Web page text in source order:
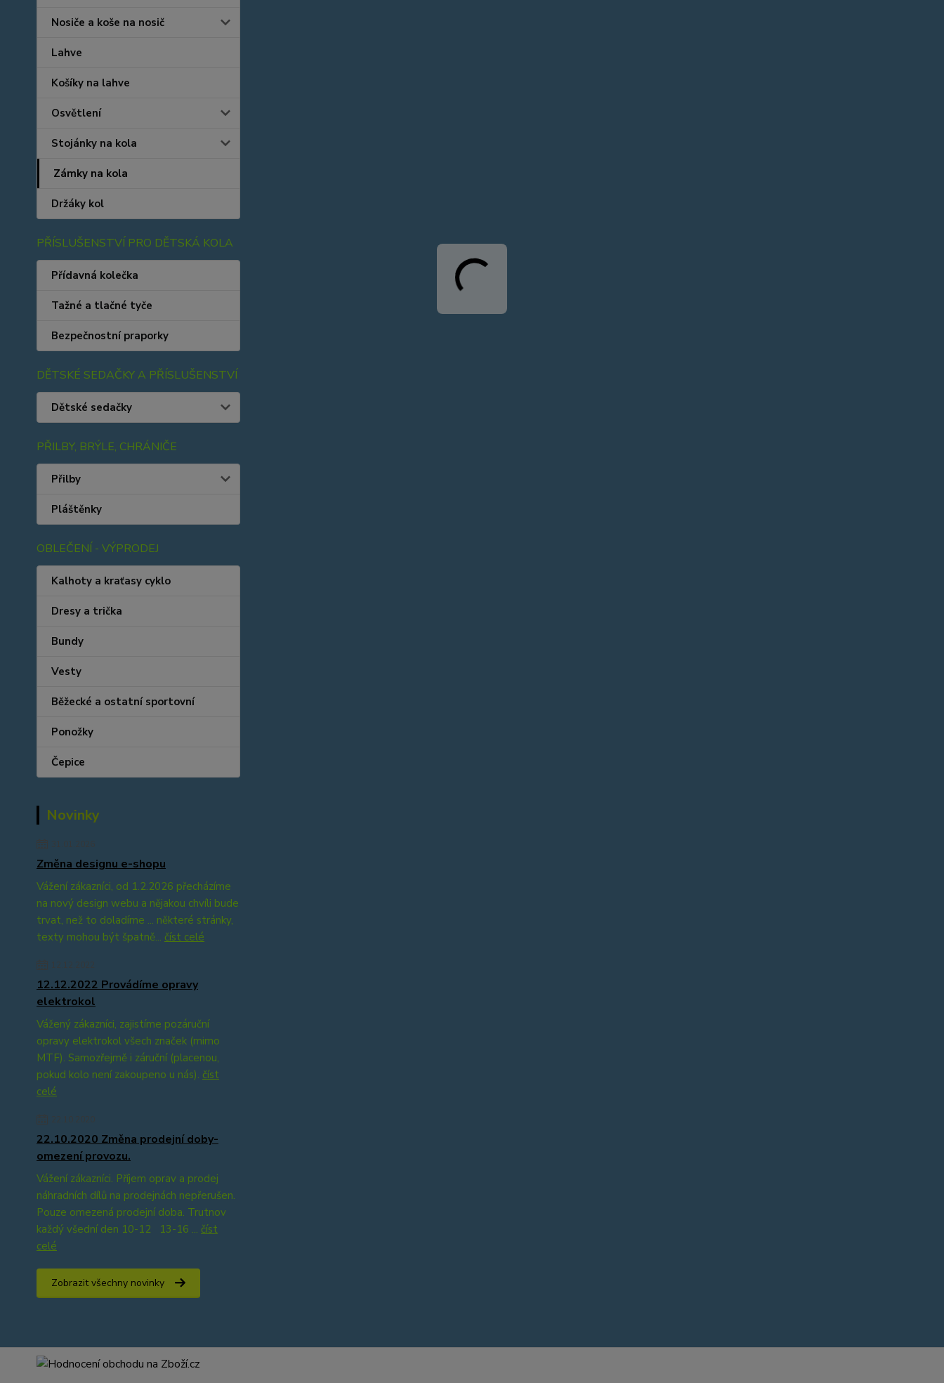
Nosiče a koše na nosič
Lahve
Košíky na lahve
Osvětlení
Stojánky na kola
Zámky na kola
Držáky kol
PŘÍSLUŠENSTVÍ PRO DĚTSKÁ KOLA
Přídavná kolečka
Tažné a tlačné tyče
Bezpečnostní praporky
DĚTSKÉ SEDAČKY A PŘÍSLUŠENSTVÍ
Dětské sedačky
PŘILBY, BRÝLE, CHRÁNIČE
Přilby
Pláštěnky
OBLEČENÍ - VÝPRODEJ
Kalhoty a kraťasy cyklo
Dresy a trička
Bundy
Vesty
Běžecké a ostatní sportovní
Ponožky
Čepice
Novinky
Změna designu e-shopu
Vážení zákazníci, od 1.2.2026 přecházíme
na nový design webu a nějakou chvíli bude
trvat, než to doladíme ... některé stránky,
texty mohou být špatně... číst celé
12.12.2022 Provádíme opravy
elektrokol
Vážený zákazníci, zajistíme pozáruční
opravy elektrokol všech značek (mimo
MTF). Samozřejmě i záruční (placenou,
pokud kolo není zakoupeno u nás). číst
celé
22.10.2020 Změna prodejní doby-
omezení provozu.
Vážení zákazníci. Příjem oprav a prodej
náhradních dílů na prodejnách nepřerušen.
Pouze omezená prodejní doba. Trutnov
každý všední den 10-12 13-16 ... číst
celé
Zobrazit všechny novinky